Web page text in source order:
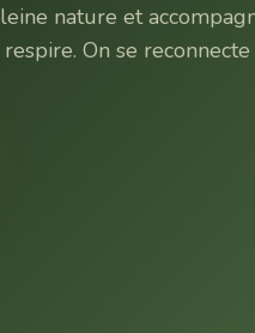
nature et
On se